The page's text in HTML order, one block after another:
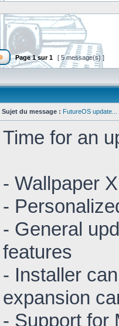
Page1sur1 [ 5 message(s) ]
Sujet du message : FutureOS update...
Time for an
- Wallpaper
-
- General
features
- Installer
expansion
- Support for